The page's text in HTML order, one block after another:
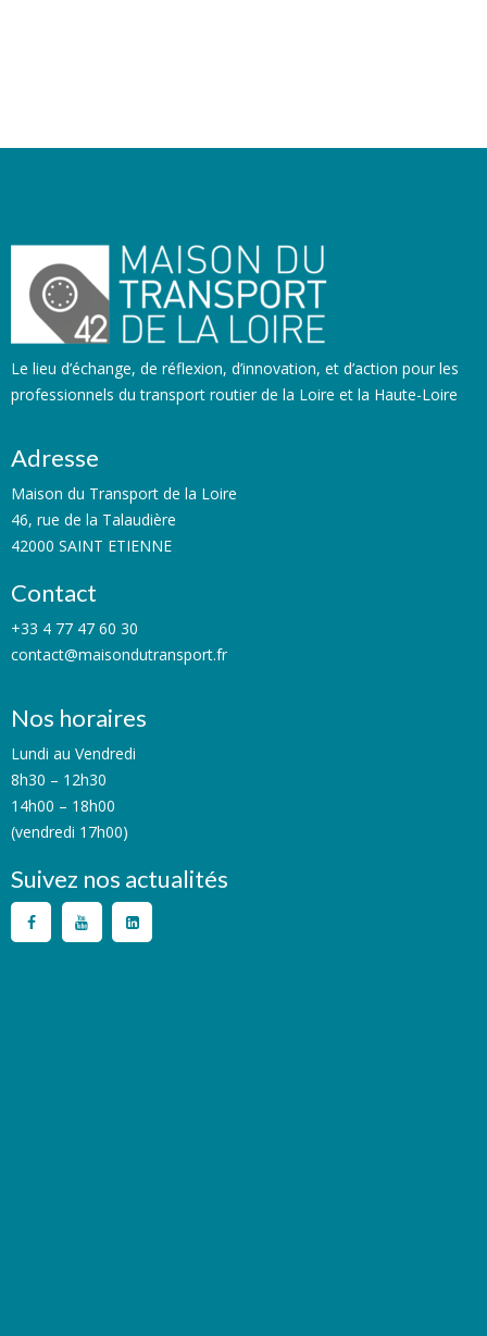
Le lieu d’échange, de réflexion, d’innovation, et d’action pour les
professionnels du transport routier de la Loire et la Haute-Loire
Adresse
Maison du Transport de la Loire
46, rue de la Talaudière
42000 SAINT ETIENNE
Contact
+33 4 77 47 60 30
contact@maisondutransport.fr
Nos horaires
Lundi au Vendredi
8h30 – 12h30
14h00 – 18h00
(vendredi 17h00)
Suivez nos actualités